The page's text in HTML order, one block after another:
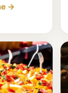
→